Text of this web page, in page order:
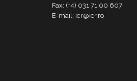
Fax: (+4) 031 71 00 607
E-mail: icr@icr.ro